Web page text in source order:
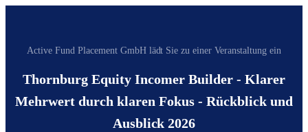
Active Fund Placement GmbH‬ lädt Sie zu einer Veranstaltung ein
Thornburg Equity Incomer Builder - Klarer
Mehrwert durch klaren Fokus - Rückblick und
Ausblick 2026